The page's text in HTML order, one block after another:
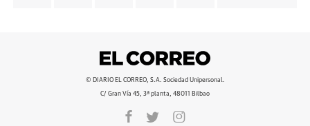
© DIARIO EL CORREO, S.A. Sociedad Unipersonal.
C/ Gran Vía 45, 3ª planta, 48011 Bilbao